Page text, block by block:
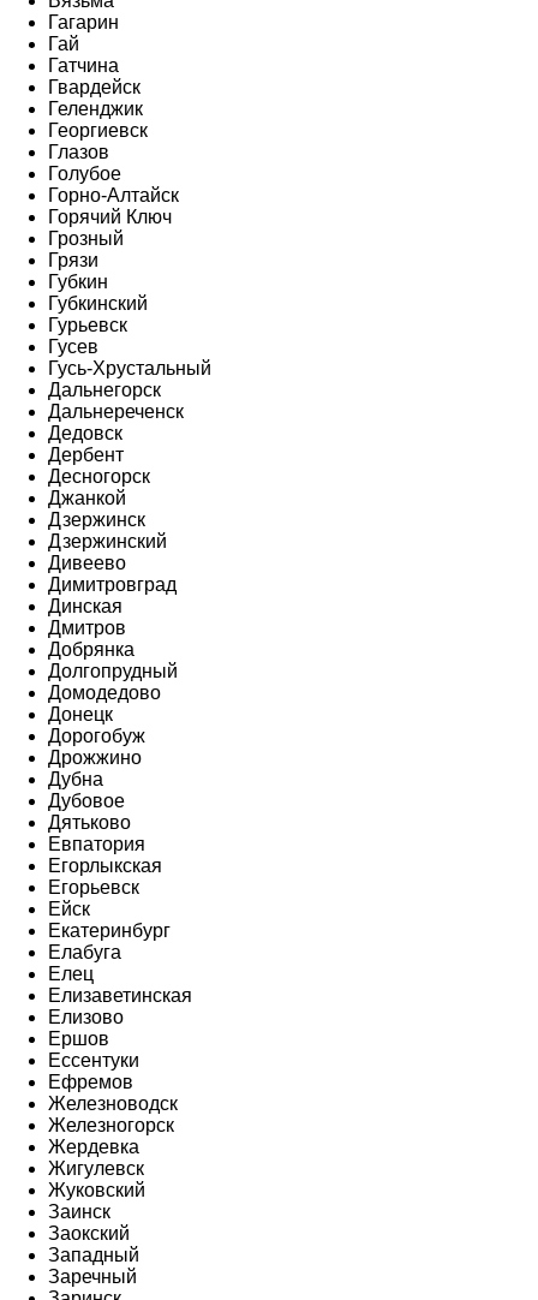
Гагарин
Гай
Гатчина
Гвардейск
Геленджик
Георгиевск
Глазов
Голубое
Горно-Алтайск
Горячий Ключ
Грозный
Грязи
Губкин
Губкинский
Гурьевск
Гусев
Гусь-Хрустальный
Дальнегорск
Дальнереченск
Дедовск
Дербент
Десногорск
Джанкой
Дзержинск
Дзержинский
Дивеево
Димитровград
Динская
Дмитров
Добрянка
Долгопрудный
Домодедово
Донецк
Дорогобуж
Дрожжино
Дубна
Дубовое
Дятьково
Евпатория
Егорлыкская
Егорьевск
Ейск
Екатеринбург
Елабуга
Елец
Елизаветинская
Елизово
Ершов
Ессентуки
Ефремов
Железноводск
Железногорск
Жердевка
Жигулевск
Жуковский
Заинск
Заокский
Западный
Заречный